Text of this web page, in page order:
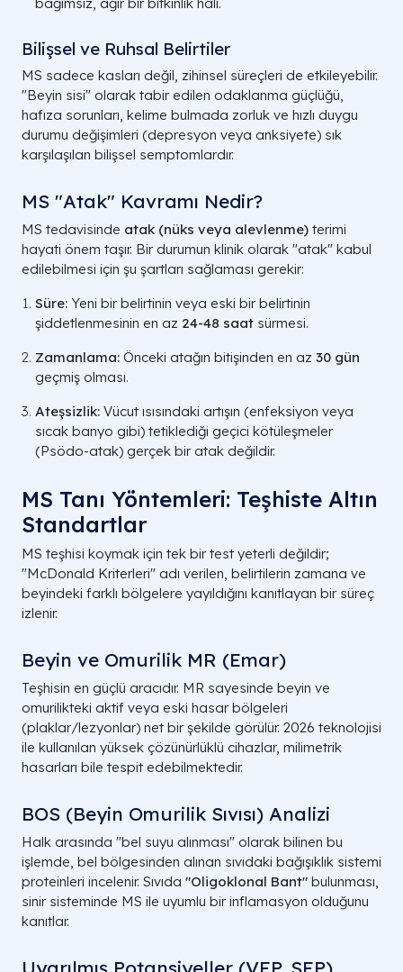
Bilişsel ve Ruhsal Belirtiler
MS sadece kasları değil, zihinsel süreçleri de etkileyebilir.
"Beyin sisi" olarak tabir edilen odaklanma güçlüğü,
hafıza sorunları, kelime bulmada zorluk ve hızlı duygu
durumu değişimleri (depresyon veya anksiyete) sık
karşılaşılan bilişsel semptomlardır.
MS "Atak" Kavramı Nedir?
MS tedavisinde atak (nüks veya alevlenme) terimi
hayati önem taşır. Bir durumun klinik olarak "atak" kabul
edilebilmesi için şu şartları sağlaması gerekir:
Süre: Yeni bir belirtinin veya eski bir belirtinin
şiddetlenmesinin en az 24-48 saat sürmesi.
Zamanlama: Önceki atağın bitişinden en az 30 gün
geçmiş olması.
Ateşsizlik: Vücut ısısındaki artışın (enfeksiyon veya
sıcak banyo gibi) tetiklediği geçici kötüleşmeler
(Psödo-atak) gerçek bir atak değildir.
MS Tanı Yöntemleri: Teşhiste Altın
Standartlar
MS teşhisi koymak için tek bir test yeterli değildir;
"McDonald Kriterleri" adı verilen, belirtilerin zamana ve
beyindeki farklı bölgelere yayıldığını kanıtlayan bir süreç
izlenir.
Beyin ve Omurilik MR (Emar)
Teşhisin en güçlü aracıdır. MR sayesinde beyin ve
omurilikteki aktif veya eski hasar bölgeleri
(plaklar/lezyonlar) net bir şekilde görülür. 2026 teknolojisi
ile kullanılan yüksek çözünürlüklü cihazlar, milimetrik
hasarları bile tespit edebilmektedir.
BOS (Beyin Omurilik Sıvısı) Analizi
Halk arasında "bel suyu alınması" olarak bilinen bu
işlemde, bel bölgesinden alınan sıvıdaki bağışıklık sistemi
proteinleri incelenir. Sıvıda "Oligoklonal Bant" bulunması,
sinir sisteminde MS ile uyumlu bir inflamasyon olduğunu
kanıtlar.